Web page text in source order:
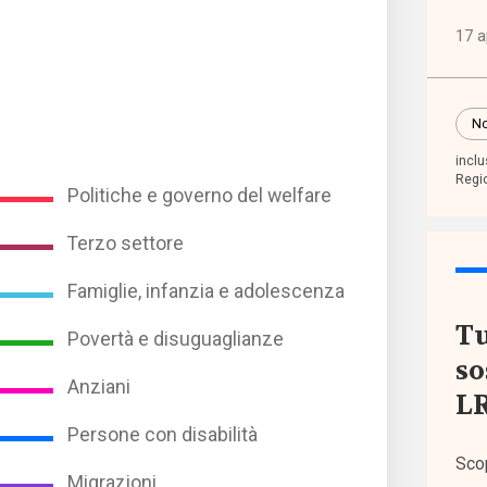
Politiche e governo del welfare
Terzo settore
Famiglie, infanzia e adolescenza
Povertà e disuguaglianze
Anziani
Persone con disabilità
Migrazioni
I
17